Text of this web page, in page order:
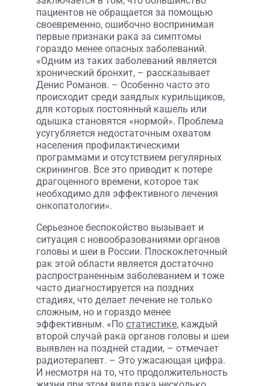
пациентов не обращается за помощью
своевременно, ошибочно воспринимая
первые признаки рака за симптомы
гораздо менее опасных заболеваний.
«Одним из таких заболеваний является
хронический бронхит, – рассказывает
Денис Романов. – Особенно часто это
происходит среди заядлых курильщиков,
для которых постоянный кашель или
одышка становятся «нормой». Проблема
усугубляется недостаточным охватом
населения профилактическими
программами и отсутствием регулярных
скринингов. Все это приводит к потере
драгоценного времени, которое так
необходимо для эффективного лечения
онкопатологии».
Серьезное беспокойство вызывает и
ситуация с новообразованиями органов
головы и шеи в России. Плоскоклеточный
рак этой области является достаточно
распространенным заболеванием и тоже
часто диагностируется на поздних
стадиях, что делает лечение не только
сложным, но и гораздо менее
эффективным. «По статистике, каждый
второй случай рака органов головы и шеи
выявлен на поздней стадии, – отмечает
радиотерапевт. – Это ужасающая цифра.
И несмотря на то, что продолжительность